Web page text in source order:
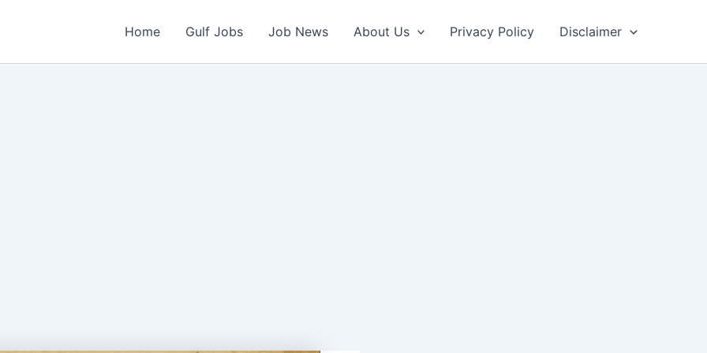
Home Gulf Jobs Job News About Us Privacy Policy Disclaimer